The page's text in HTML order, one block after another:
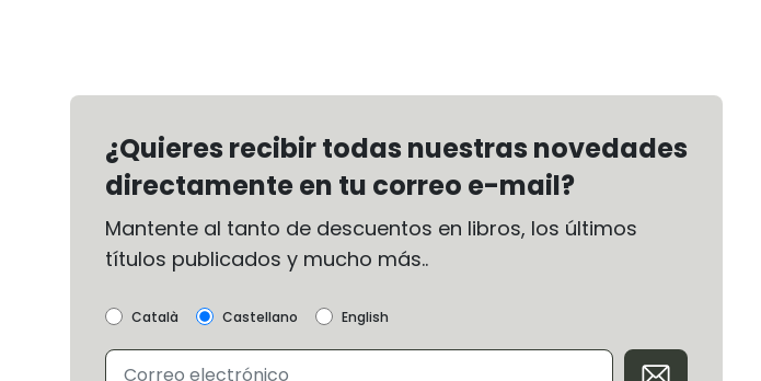
¿Quieres recibir todas nuestras novedades
directamente en tu correo e-mail?
Mantente al tanto de descuentos en libros, los últimos
títulos publicados y mucho más..
Català Castellano English